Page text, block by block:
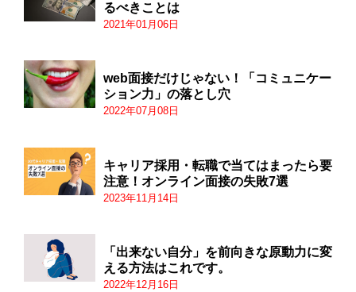
るべきことは
2021年01月06日
web面接だけじゃない！「コミュニケー
ション力」の落とし穴
2022年07月08日
キャリア採用・転職で当てはまったら要
注意！オンライン面接の失敗7選
2023年11月14日
「出来ない自分」を前向きな原動力に変
える方法はこれです。
2022年12月16日